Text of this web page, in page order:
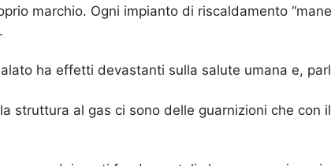
marchio. Ogni impianto di riscaldamento
ha effetti devastanti sulla salute umana e,
struttura al gas ci sono delle guarnizioni che con